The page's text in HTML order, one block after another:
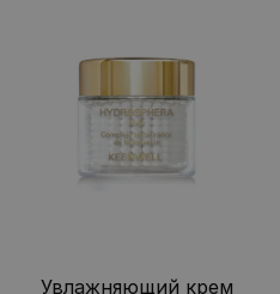
Увлажняющий крем